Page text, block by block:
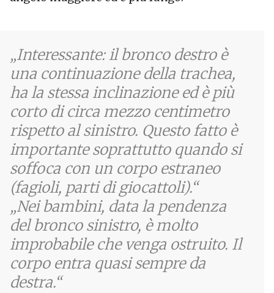
Interessante: il bronco destro è
una continuazione della trachea,
ha la stessa inclinazione ed è più
corto di circa mezzo centimetro
rispetto al sinistro. Questo fatto è
importante soprattutto quando si
soffoca con un corpo estraneo
(fagioli, parti di giocattoli).
Nei bambini, data la pendenza
del bronco sinistro, è molto
improbabile che venga ostruito. Il
corpo entra quasi sempre da
destra.